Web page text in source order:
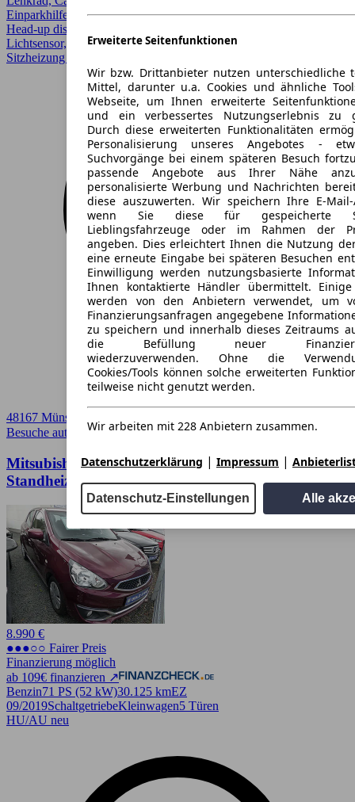
Erweiterte Seitenfunktionen
Wir bzw. Drittanbieter nutzen unterschiedliche
Mittel, darunter u.a. Cookies und ähnliche
Webseite, um Ihnen erweiterte
und ein verbessertes Nutzungserlebnis zu
Durch diese erweiterten Funktionalitäten
Personalisierung unseres Angebotes -
Suchvorgänge bei einem späteren Besuch
passende Angebote aus Ihrer Nähe
personalisierte Werbung und Nachrichten
diese auszuwerten. Wir speichern Ihre E-Mail-
wenn Sie diese für gespeicherte
Lieblingsfahrzeuge oder im Rahmen der
angeben. Dies erleichtert Ihnen die Nutzung
eine erneute Eingabe bei späteren Besuchen
Einwilligung werden nutzungsbasierte
Ihnen kontaktierte Händler übermittelt. Einige
werden von den Anbietern verwendet, um
Finanzierungsanfragen angegebene
zu speichern und innerhalb dieses Zeitraums
die Befüllung neuer
wiederzuverwenden. Ohne die
Cookies/Tools können solche erweiterten
teilweise nicht genutzt werden.
Wir arbeiten mit 228 Anbietern zusammen.
Datenschutzerklärung | Impressum |
Datenschutz-Einstellungen Alle
Einparkhilfe Sensoren vorne, Elektrische Sitze, Fernlichtassistent,
Head-up display, LED, Lederausstattung, LED-Scheinwerfer,
Lichtsensor, Regensensor, Scheckheftgepflegt, Sitzheizung,
Sitzheizung hinten, Spurhalteassistent, Totwinkel-Assistent
48167 Münster, Stadt
Besuche autoscout24.de➚
Mitsubishi Space Star Diamant Edition "
Standheizung "
8.990 €
●●●○○ Fairer Preis
Finanzierung möglich
ab 109€ finanzieren ↗
Benzin71 PS (52 kW)30.125 kmEZ
09/2019SchaltgetriebeKleinwagen5 Türen
HU/AU neu